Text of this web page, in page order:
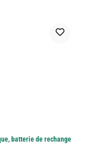
batterie de rechange